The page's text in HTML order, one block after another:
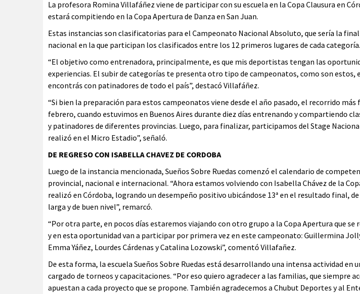
La profesora Romina Villafáñez viene de participar con su escuela en la Copa Clausura en
estará compitiendo en la Copa Apertura de Danza en San Juan.
Estas instancias son clasificatorias para el Campeonato Nacional Absoluto, que sería la
nacional en la que participan los clasificados entre los 12 primeros lugares de cada categoría.
“El objetivo como entrenadora, principalmente, es que mis deportistas tengan las
experiencias. El subir de categorías te presenta otro tipo de campeonatos, como son estos,
encontrás con patinadores de todo el país”, destacó Villafáñez.
“Si bien la preparación para estos campeonatos viene desde el año pasado, el recorrido
febrero, cuando estuvimos en Buenos Aires durante diez días entrenando y compartiendo
y patinadores de diferentes provincias. Luego, para finalizar, participamos del Stage Nacional
realizó en el Micro Estadio”, señaló.
DE REGRESO CON ISABELLA CHAVEZ DE CORDOBA
Luego de la instancia mencionada, Sueños Sobre Ruedas comenzó el calendario de
provincial, nacional e internacional. “Ahora estamos volviendo con Isabella Chávez de la
realizó en Córdoba, logrando un desempeño positivo ubicándose 13ª en el resultado final,
larga y de buen nivel”, remarcó.
“Por otra parte, en pocos días estaremos viajando con otro grupo a la Copa Apertura que se
y en esta oportunidad van a participar por primera vez en este campeonato: Guillermina
Emma Yáñez, Lourdes Cárdenas y Catalina Lozowski”, comentó Villafañez.
De esta forma, la escuela Sueños Sobre Ruedas está desarrollando una intensa actividad en
cargado de torneos y capacitaciones. “Por eso quiero agradecer a las familias, que siempre
apuestan a cada proyecto que se propone. También agradecemos a Chubut Deportes y al